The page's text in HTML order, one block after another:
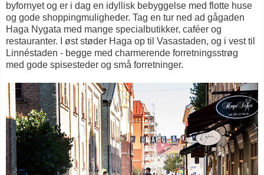
byfornyet og er i dag en idyllisk bebyggelse med flotte huse
og gode shoppingmuligheder. Tag en tur ned ad gågaden
Haga Nygata med mange specialbutikker, caféer og
restauranter. I øst støder Haga op til Vasastaden, og i vest til
Linnéstaden - begge med charmerende forretningsstrøg
med gode spisesteder og små forretninger.